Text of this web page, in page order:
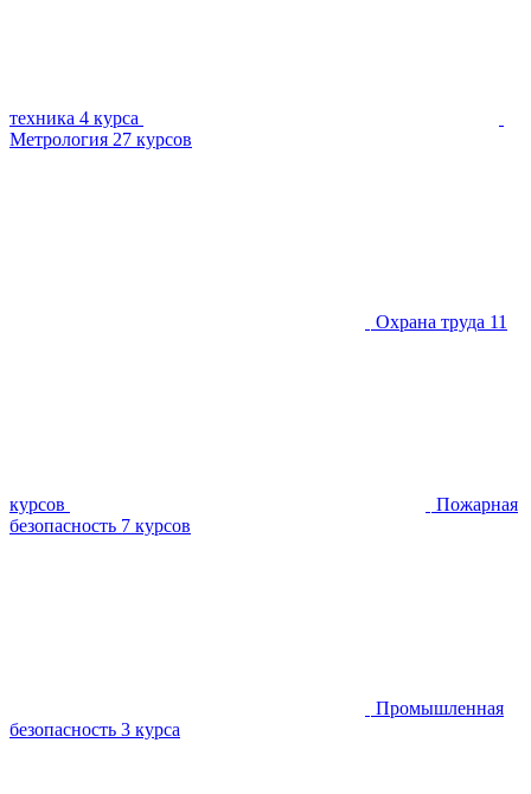
техника 4 курса
Метрология 27 курсов
Охрана труда 11
курсов
Пожарная
безопасность 7 курсов
Промышленная
безопасность 3 курса